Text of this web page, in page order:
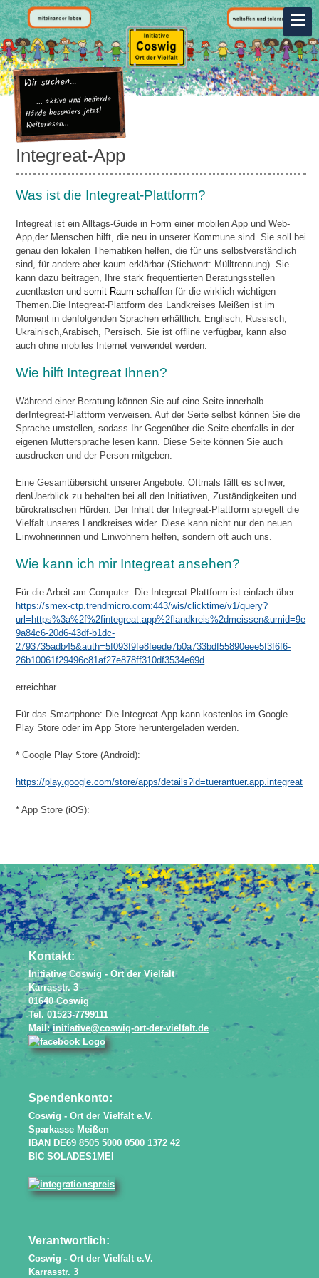
Wir suchen...
... aktive und helfende
Hände besonders jetzt!
Weiterlesen...
Integreat-App
Was ist die Integreat-Plattform?
Integreat ist ein Alltags-Guide in Form einer mobilen App und Web-
App,der Menschen hilft, die neu in unserer Kommune sind. Sie soll bei
genau den lokalen Thematiken helfen, die für uns selbstverständlich
sind, für andere aber kaum erklärbar (Stichwort: Mülltrennung). Sie
kann dazu beitragen, Ihre stark frequentierten Beratungsstellen
zuentlasten und somit Raum schaffen für die wirklich wichtigen
Themen.Die Integreat-Plattform des Landkreises Meißen ist im
Moment in denfolgenden Sprachen erhältlich: Englisch, Russisch,
Ukrainisch,Arabisch, Persisch. Sie ist offline verfügbar, kann also
auch ohne mobiles Internet verwendet werden.
Wie hilft Integreat Ihnen?
Während einer Beratung können Sie auf eine Seite innerhalb
derIntegreat-Plattform verweisen. Auf der Seite selbst können Sie die
Sprache umstellen, sodass Ihr Gegenüber die Seite ebenfalls in der
eigenen Muttersprache lesen kann. Diese Seite können Sie auch
ausdrucken und der Person mitgeben.
Eine Gesamtübersicht unserer Angebote: Oftmals fällt es schwer,
denÜberblick zu behalten bei all den Initiativen, Zuständigkeiten und
bürokratischen Hürden. Der Inhalt der Integreat-Plattform spiegelt die
Vielfalt unseres Landkreises wider. Diese kann nicht nur den neuen
Einwohnerinnen und Einwohnern helfen, sondern oft auch uns.
Wie kann ich mir Integreat ansehen?
Für die Arbeit am Computer: Die Integreat-Plattform ist einfach über
https://smex-ctp.trendmicro.com:443/wis/clicktime/v1/query?
url=https%3a%2f%2fintegreat.app%2flandkreis%2dmeissen&umid=9e
9a84c6-20d6-43df-b1dc-
2793735adb45&auth=5f093f9fe8feede7b0a733bdf55890eee5f3f6f6-
26b10061f29496c81af27e878ff310df3534e69d
erreichbar.
Für das Smartphone: Die Integreat-App kann kostenlos im Google
Play Store oder im App Store heruntergeladen werden.
* Google Play Store (Android):
https://play.google.com/store/apps/details?id=tuerantuer.app.integreat
* App Store (iOS):
Kontakt:
Initiative Coswig - Ort der Vielfalt
Karrasstr. 3
01640 Coswig
Tel. 01523-7799111
Mail:initiative@coswig-ort-der-vielfalt.de
Spendenkonto:
Coswig - Ort der Vielfalt e.V.
Sparkasse Meißen
IBAN DE69 8505 5000 0500 1372 42
BIC SOLADES1MEI
Verantwortlich:
Coswig - Ort der Vielfalt e.V.
Karrasstr. 3